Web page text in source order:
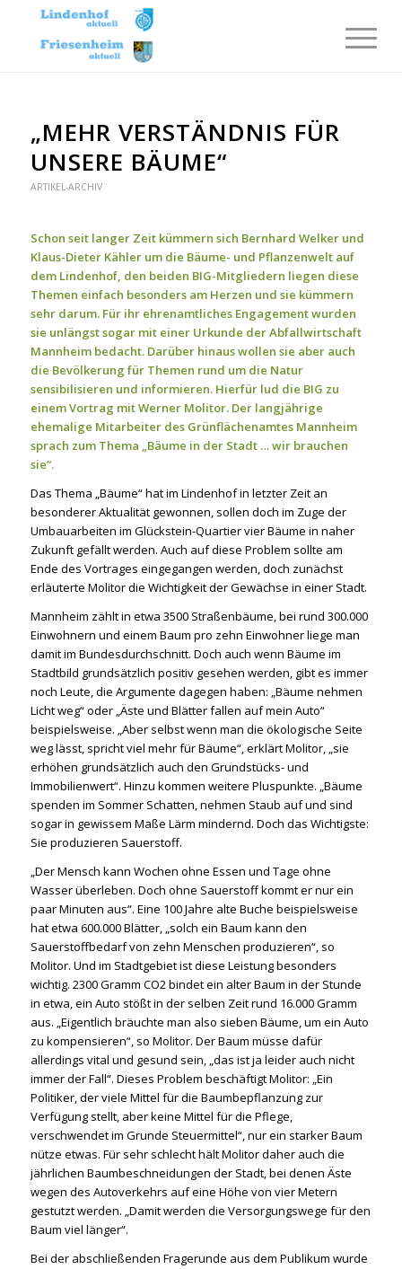
„MEHR VERSTÄNDNIS FÜR
UNSERE BÄUME“
ARTIKEL-ARCHIV
Schon seit langer Zeit kümmern sich Bernhard Welker und
Klaus-Dieter Kähler um die Bäume- und Pflanzenwelt auf
dem Lindenhof, den beiden BIG-Mitgliedern liegen diese
Themen einfach besonders am Herzen und sie kümmern
sehr darum. Für ihr ehrenamtliches Engagement wurden
sie unlängst sogar mit einer Urkunde der Abfallwirtschaft
Mannheim bedacht. Darüber hinaus wollen sie aber auch
die Bevölkerung für Themen rund um die Natur
sensibilisieren und informieren. Hierfür lud die BIG zu
einem Vortrag mit Werner Molitor. Der langjährige
ehemalige Mitarbeiter des Grünflächenamtes Mannheim
sprach zum Thema „Bäume in der Stadt … wir brauchen
sie“.
Das Thema „Bäume“ hat im Lindenhof in letzter Zeit an
besonderer Aktualität gewonnen, sollen doch im Zuge der
Umbauarbeiten im Glückstein-Quartier vier Bäume in naher
Zukunft gefällt werden. Auch auf diese Problem sollte am
Ende des Vortrages eingegangen werden, doch zunächst
erläuterte Molitor die Wichtigkeit der Gewächse in einer Stadt.
Mannheim zählt in etwa 3500 Straßenbäume, bei rund 300.000
Einwohnern und einem Baum pro zehn Einwohner liege man
damit im Bundesdurchschnitt. Doch auch wenn Bäume im
Stadtbild grundsätzlich positiv gesehen werden, gibt es immer
noch Leute, die Argumente dagegen haben: „Bäume nehmen
Licht weg“ oder „Äste und Blätter fallen auf mein Auto“
beispielsweise. „Aber selbst wenn man die ökologische Seite
weg lässt, spricht viel mehr für Bäume“, erklärt Molitor, „sie
erhöhen grundsätzlich auch den Grundstücks- und
Immobilienwert“. Hinzu kommen weitere Pluspunkte. „Bäume
spenden im Sommer Schatten, nehmen Staub auf und sind
sogar in gewissem Maße Lärm mindernd. Doch das Wichtigste:
Sie produzieren Sauerstoff.
„Der Mensch kann Wochen ohne Essen und Tage ohne
Wasser überleben. Doch ohne Sauerstoff kommt er nur ein
paar Minuten aus“. Eine 100 Jahre alte Buche beispielsweise
hat etwa 600.000 Blätter, „solch ein Baum kann den
Sauerstoffbedarf von zehn Menschen produzieren“, so
Molitor. Und im Stadtgebiet ist diese Leistung besonders
wichtig. 2300 Gramm CO2 bindet ein alter Baum in der Stunde
in etwa, ein Auto stößt in der selben Zeit rund 16.000 Gramm
aus. „Eigentlich bräuchte man also sieben Bäume, um ein Auto
zu kompensieren“, so Molitor. Der Baum müsse dafür
allerdings vital und gesund sein, „das ist ja leider auch nicht
immer der Fall“. Dieses Problem beschäftigt Molitor: „Ein
Politiker, der viele Mittel für die Baumbepflanzung zur
Verfügung stellt, aber keine Mittel für die Pflege,
verschwendet im Grunde Steuermittel“, nur ein starker Baum
nütze etwas. Für sehr schlecht hält Molitor daher auch die
jährlichen Baumbeschneidungen der Stadt, bei denen Äste
wegen des Autoverkehrs auf eine Höhe von vier Metern
gestutzt werden. „Damit werden die Versorgungswege für den
Baum viel länger“.
Bei der abschließenden Fragerunde aus dem Publikum wurde